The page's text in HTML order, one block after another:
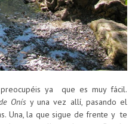
ya que es muy fácil.
Onísy una vez allí, pasando el
Una, la que sigue de frente y te